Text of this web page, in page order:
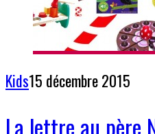
Kids15 décembre 2015
La lettre au père